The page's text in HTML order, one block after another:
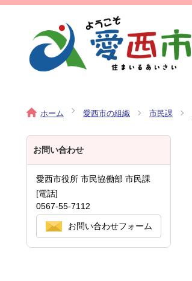
ホーム 愛西市の組織 市民課
お問い合わせ
愛西市役所 市民協働部 市民課
[電話]
0567-55-7112
お問い合わせフォーム